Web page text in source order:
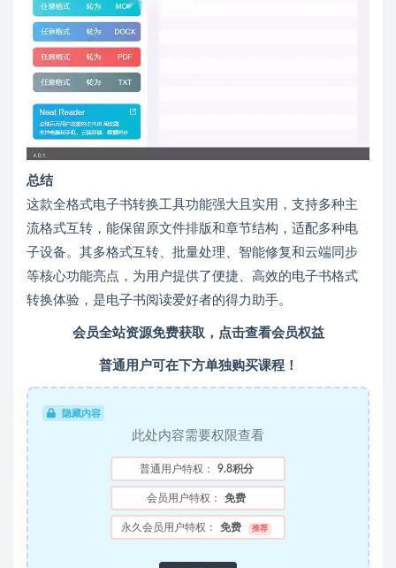
总结
这款全格式电子书转换工具功能强大且实用，支持多种主
流格式互转，能保留原文件排版和章节结构，适配多种电
子设备。其多格式互转、批量处理、智能修复和云端同步
等核心功能亮点，为用户提供了便捷、高效的电子书格式
转换体验，是电子书阅读爱好者的得力助手。
会员全站资源免费获取，点击查看会员权益
普通用户可在下方单独购买课程！
隐藏内容
此处内容需要权限查看
普通用户特权： 9.8积分
会员用户特权： 免费
永久会员用户特权： 免费 推荐